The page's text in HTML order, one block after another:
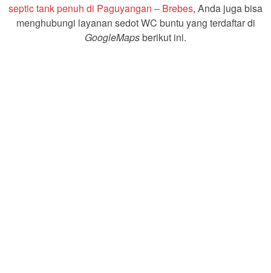
septic tank penuh di Paguyangan – Brebes, Anda juga bisa
menghubungi layanan sedot WC buntu yang terdaftar di
GoogleMapsberikut ini.